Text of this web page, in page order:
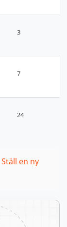
3
7
24
Ställ en ny